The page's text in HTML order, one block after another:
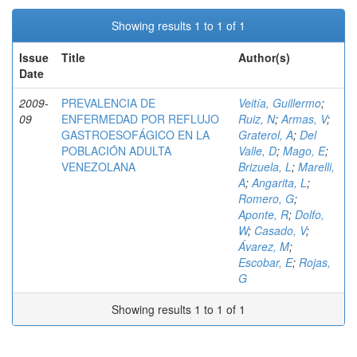
Showing results 1 to 1 of 1
Issue
Date
Title Author(s)
2009-
09
PREVALENCIA DE
ENFERMEDAD POR REFLUJO
GASTROESOFÁGICO EN LA
POBLACIÓN ADULTA
VENEZOLANA
Veitía, Guillermo;
Ruiz, N;Armas, V;
Graterol, A; Del
Valle, D; Mago, E;
Brizuela, L; Marelli,
A;Angarita, L;
Romero, G;
Aponte, R; Dolfo,
W; Casado, V;
Ávarez, M;
Escobar, E; Rojas,
G
Showing results 1 to 1 of 1